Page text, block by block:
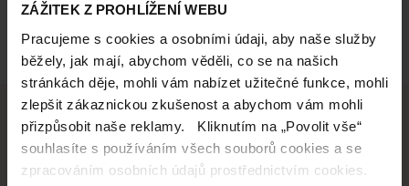
ZÁŽITEK Z PROHLÍŽENÍ WEBU
Pracujeme s cookies a osobními údaji, aby naše služby
běžely, jak mají, abychom věděli, co se na našich
stránkách děje, mohli vám nabízet užitečné funkce, mohli
zlepšit zákaznickou zkušenost a abychom vám mohli
přizpůsobit naše reklamy. Kliknutím na „Povolit vše“
souhlasíte s používáním všech souborů cookies a se
zpracováním osobních údajů prostřednictvím cookies.
Doručení zdarma
při nákupu nad 1 200 Kč
Věrnostní slevy
ušetřete s Teta klubem